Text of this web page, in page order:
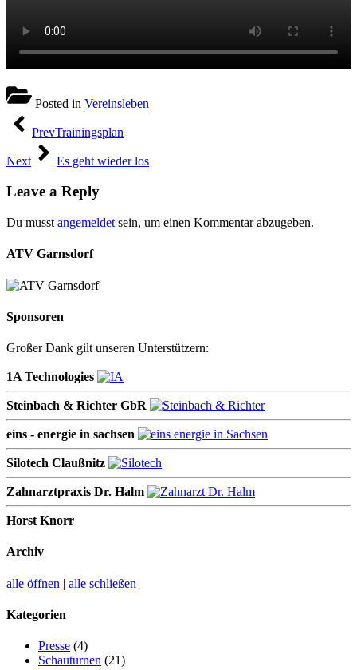
Posted in Vereinsleben
Beitragsnavigation
PrevTrainingsplan
Next Es geht wieder los
Leave a Reply
Du musst angemeldet sein, um einen Kommentar abzugeben.
ATV Garnsdorf
Sponsoren
Großer Dank gilt unseren Unterstützern:
1A Technologies
Steinbach & Richter GbR
eins - energie in sachsen
Silotech Claußnitz
Zahnarztpraxis Dr. Halm
Horst Knorr
Archiv
alle öffnen | alle schließen
Kategorien
Presse (4)
Schauturnen (21)